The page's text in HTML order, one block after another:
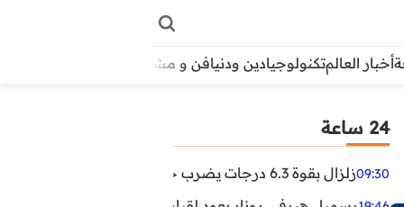
أخبار العالمتكنولوجيادين ودنيافن و مشاهير
24 ساعة
09:30زلزال بقوة 6.3 درجات يضرب جنوب الفلبين.. ولا تحذير من تسونامي حتى الآن